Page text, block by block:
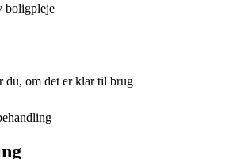
boligpleje
du, om det er klar til brug